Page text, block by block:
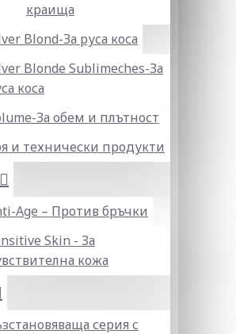
краища
Blond-За руса коса
Blonde Sublіmeches-За
коса
За обем и плътност
и технически продукти
Age – Против бръчки
Skin - За
кожа
серия с